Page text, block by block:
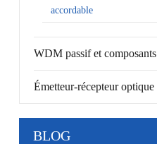
accordable
WDM passif et composants
Émetteur-récepteur optique
BLOG